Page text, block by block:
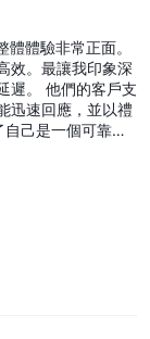
體驗非常正面。
效。最讓我印象深
戶支
迅速回應，並以禮
己是一個可靠且